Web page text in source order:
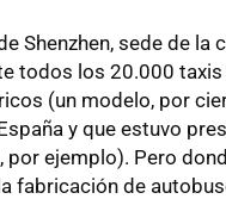
Shenzhen, sede de la
todos los 20.000 taxis
(un modelo, por
y que estuvo
por ejemplo). Pero
fabricación de